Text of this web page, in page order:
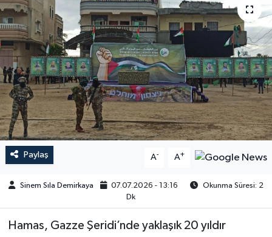
Paylaş A- A+
Sinem Sıla Demirkaya 07.07.2026 - 13:16
Okunma Süresi: 2
Dk
Hamas, Gazze Şeridi’nde yaklaşık 20 yıldır